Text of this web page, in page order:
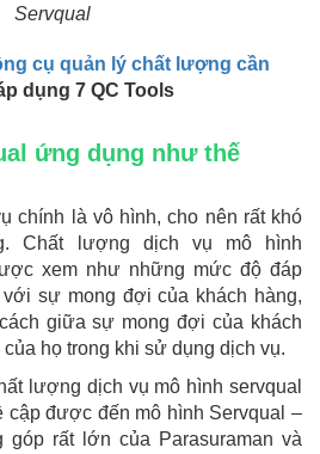
Servqual
cụ quản lý chất lượng cần
dụng 7 QC Tools
ứng dụng như thế
chính là vô hình, cho nên rất khó
Chất lượng dịch vụ mô hình
xem như những mức độ đáp
sự mong đợi của khách hàng,
giữa sự mong đợi của khách
họ trong khi sử dụng dịch vụ.
lượng dịch vụ mô hình servqual
cập được đến mô hình Servqual –
góp rất lớn của Parasuraman và